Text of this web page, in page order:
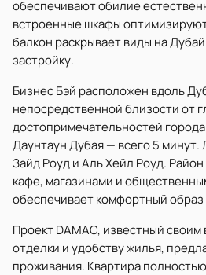
обеспечивают обилие
встроенные шкафы
балкон раскрывает виды на
застройку.
Бизнес Бэй расположен вдоль
непосредственной близости от
достопримечательностей
Даунтаун Дубая — всего 5
Зайд Роуд и Аль Хейл Роуд.
кафе, магазинами и
обеспечивает комфортный
Проект DAMAC, известный своим
отделки и удобству жилья,
проживания. Квартира